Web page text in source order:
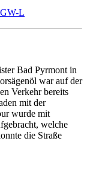
GW-L
Bad Pyrmont in
war auf der
Verkehr bereits
mit der
wurde mit
welche
die Straße